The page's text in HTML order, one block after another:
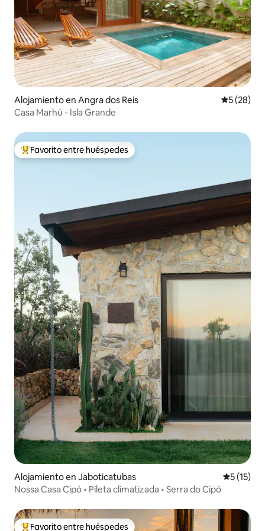
Alojamiento en Angra dos Reis
5 (28)
Casa Marhú - Isla Grande
Favorito entre los huéspedes más destacados
Favorito entre huéspedes
Alojamiento en Jaboticatubas
5 (15)
Nossa Casa Cipó • Pileta climatizada • Serra do Cipó
Favorito entre huéspedes